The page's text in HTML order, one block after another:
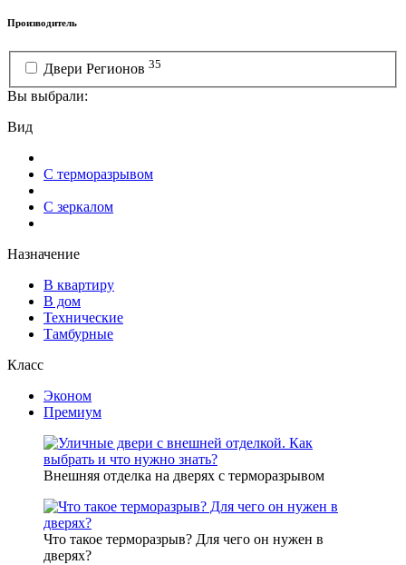
Производитель
Двери Регионов 35
Вы выбрали:
Вид
С терморазрывом
С зеркалом
Назначение
В квартиру
В дом
Технические
Тамбурные
Класс
Эконом
Премиум
Внешняя отделка на дверях с терморазрывом
Что такое терморазрыв? Для чего он нужен в
дверях?